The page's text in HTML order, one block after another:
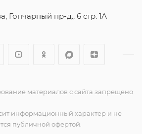
Гончарный пр-д., 6 стр. 1А
материалов с сайта запрещено
информационный характер и не
публичной офертой.